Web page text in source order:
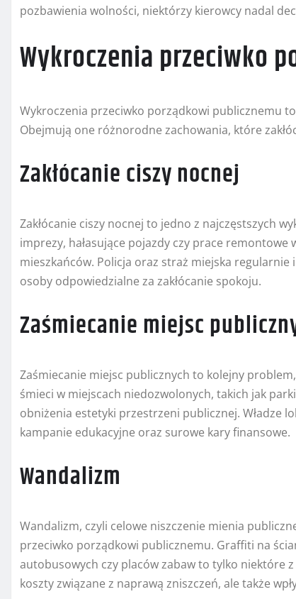
pozbawienia wolności, niektórzy kierowcy nadal
Wykroczenia przeciwko
Wykroczenia przeciwko porządkowi publicznemu
Obejmują one różnorodne zachowania, które
Zakłócanie ciszy nocnej
Zakłócanie ciszy nocnej to jedno z najczęstszych
imprezy, hałasujące pojazdy czy prace
mieszkańców. Policja oraz straż miejska
osoby odpowiedzialne za zakłócanie spokoju.
Zaśmiecanie miejsc
Zaśmiecanie miejsc publicznych to kolejny
śmieci w miejscach niedozwolonych, takich jak
obniżenia estetyki przestrzeni publicznej. Władze
kampanie edukacyjne oraz surowe kary finansowe.
Wandalizm
Wandalizm, czyli celowe niszczenie mienia
przeciwko porządkowi publicznemu. Graffiti na
autobusowych czy placów zabaw to tylko niektóre
koszty związane z naprawą zniszczeń, ale także